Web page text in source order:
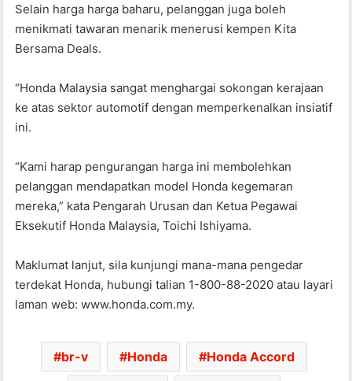
Selain harga harga baharu, pelanggan juga boleh
menikmati tawaran menarik menerusi kempen Kita
Bersama Deals.
“Honda Malaysia sangat menghargai sokongan kerajaan
ke atas sektor automotif dengan memperkenalkan insiatif
ini.
“Kami harap pengurangan harga ini membolehkan
pelanggan mendapatkan model Honda kegemaran
mereka,” kata Pengarah Urusan dan Ketua Pegawai
Eksekutif Honda Malaysia, Toichi Ishiyama.
Maklumat lanjut, sila kunjungi mana-mana pengedar
terdekat Honda, hubungi talian 1-800-88-2020 atau layari
laman web: www.honda.com.my.
br-v Honda Honda Accord